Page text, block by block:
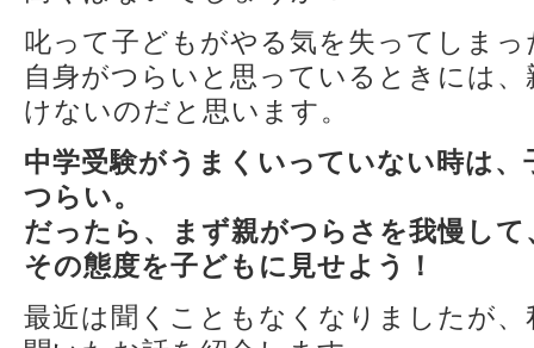
叱って子どもがやる気を失ってしま
自身がつらいと思っているときには
けないのだと思います。
中学受験がうまくいっていない時は
つらい。
だったら、まず親がつらさを我慢して
その態度を子どもに見せよう！
最近は聞くこともなくなりましたが